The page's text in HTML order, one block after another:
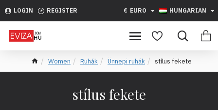
LOGIN REGISTER € EURO HUNGARIAN
Women Ruhák Ünnepi ruhák stílus fekete
stílus fekete